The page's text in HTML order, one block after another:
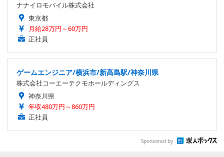
ナナイロモバイル株式会社
東京都
月給28万円～60万円
正社員
ゲームエンジニア/横浜市/新高島駅/神奈川県
株式会社コーエーテクモホールディングス
神奈川県
年収480万円～860万円
正社員
Sponsored by